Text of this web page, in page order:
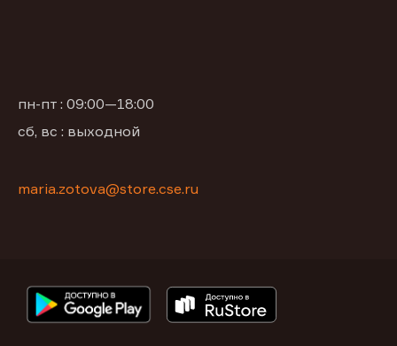
пн-пт : 09:00—18:00
сб, вс : выходной
maria.zotova@store.cse.ru